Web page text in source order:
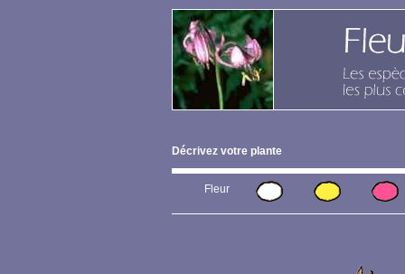
Décrivez votre plante
Fleur